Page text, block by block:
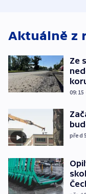
Aktuálně z
Ze
09:15
před